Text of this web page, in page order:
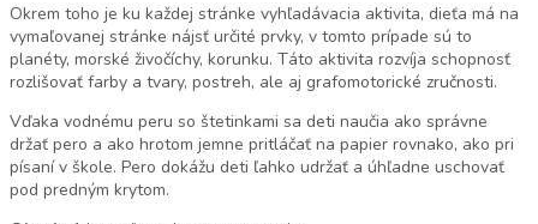
Okrem toho je ku každej stránke vyhľadávacia aktivita, dieťa má na
vymaľovanej stránke nájsť určité prvky, v tomto prípade sú to
planéty, morské živočíchy, korunku. Táto aktivita rozvíja schopnosť
rozlišovať farby a tvary, postreh, ale aj grafomotorické zručnosti.
Vďaka vodnému peru so štetinkami sa deti naučia ako správne
držať pero a ako hrotom jemne pritláčať na papier rovnako, ako pri
písaní v škole. Pero dokážu deti ľahko udržať a úhľadne uschovať
pod predným krytom.